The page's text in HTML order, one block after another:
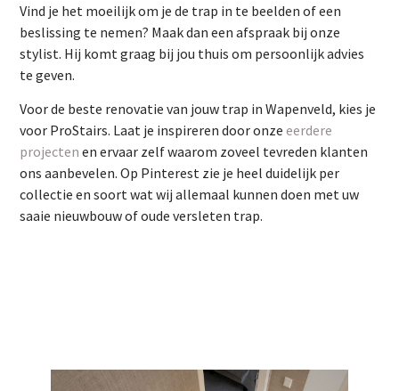
Vind je het moeilijk om je de trap in te beelden of een
beslissing te nemen? Maak dan een afspraak bij onze
stylist. Hij komt graag bij jou thuis om persoonlijk advies
te geven.
Voor de beste renovatie van jouw trap in Wapenveld, kies je
voor ProStairs. Laat je inspireren door onzeeerdere
projecten en ervaar zelf waarom zoveel tevreden klanten
ons aanbevelen. Op Pinterest zie je heel duidelijk per
collectie en soort wat wij allemaal kunnen doen met uw
saaie nieuwbouw of oude versleten trap.
beslissing te nemen? Maak dan een afspraak bij onze
stylist. Hij komt graag bij jou thuis om persoonlijk advies
te geven.
Voor de beste renovatie van jouw trap in Wapenveld, kies je
voor ProStairs. Laat je inspireren door onze